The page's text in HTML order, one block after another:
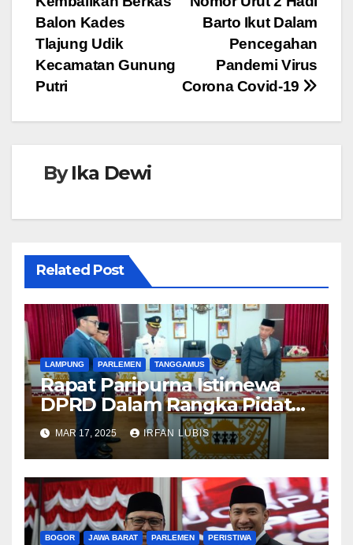
o
o
k
pos
Barto Ikut Dalam
Pencegahan
Pandemi Virus
Corona Covid-19
Balon Kades
Tlajung Udik
Kecamatan Gunung
Putri
ByIka Dewi
Related Post
LAMPUNG PARLEMEN TANGGAMUS
Rapat Paripurna Istimewa
DPRD Dalam Rangka Pidato
Penyampaian VISI-MISI
Bupati dan Wakil Bupati
Tanggamus Periode 2025-
2030
MAR 17, 2025 IRFAN LUBIS
BOGOR JAWA BARAT PARLEMEN PERISTIWA